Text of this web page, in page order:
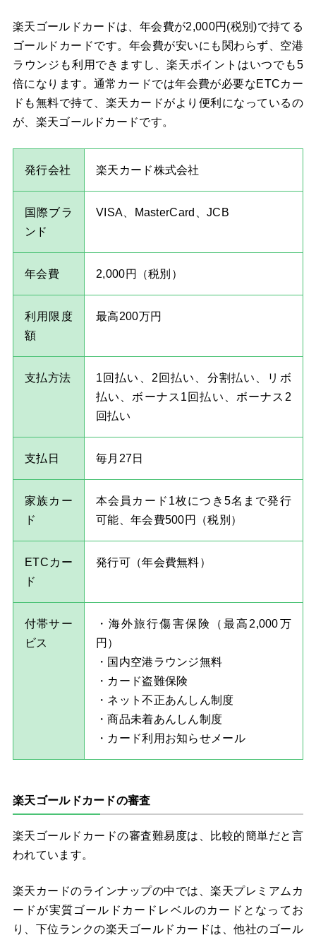
楽天ゴールドカードは、年会費が2,000円(税別)で持てる
ゴールドカードです。年会費が安いにも関わらず、空港
ラウンジも利用できますし、楽天ポイントはいつでも5
倍になります。通常カードでは年会費が必要なETCカー
ドも無料で持て、楽天カードがより便利になっているの
が、楽天ゴールドカードです。
発行会社 楽天カード株式会社
国際ブラ
ンド
VISA、MasterCard、JCB
年会費 2,000円（税別）
利用限度
額
最高200万円
支払方法
1回払い、2回払い、分割払い、リボ
払い、ボーナス1回払い、ボーナス2
回払い
支払日 毎月27日
家族カー
ド
本会員カード1枚につき5名まで発行
可能、年会費500円（税別）
ETCカー
ド
発行可（年会費無料）
付帯サー
ビス
・海外旅行傷害保険（最高2,000万
円）
・国内空港ラウンジ無料
・カード盗難保険
・ネット不正あんしん制度
・商品未着あんしん制度
・カード利用お知らせメール
楽天ゴールドカードの審査
楽天ゴールドカードの審査難易度は、比較的簡単だと言
われています。
楽天カードのラインナップの中では、楽天プレミアムカ
ードが実質ゴールドカードレベルのカードとなってお
り、下位ランクの楽天ゴールドカードは、他社のゴール